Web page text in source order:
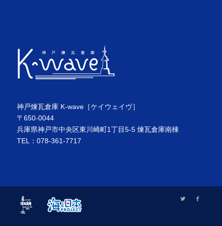
神戸煉瓦倉庫 K-wave［ケイウェイヴ］
〒650-0044
兵庫県神戸市中央区東川崎町1丁目5-5 煉瓦倉庫南棟
TEL：078-361-7717